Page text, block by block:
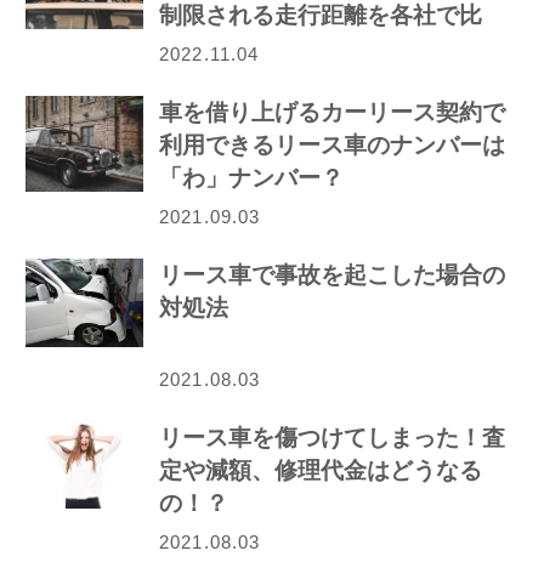
制限される走行距離を各社で比
較！
2022.11.04
車を借り上げるカーリース契約で
利用できるリース車のナンバーは
「わ」ナンバー？
2021.09.03
リース車で事故を起こした場合の
対処法
2021.08.03
リース車を傷つけてしまった！査
定や減額、修理代金はどうなる
の！？
2021.08.03